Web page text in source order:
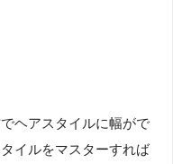
ヘアスタイルに幅がで
イルをマスターすれば